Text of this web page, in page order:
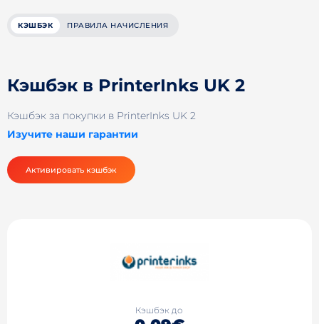
КЭШБЭК ПРАВИЛА НАЧИСЛЕНИЯ
Кэшбэк в PrinterInks UK 2
Кэшбэк за покупки в PrinterInks UK 2
Изучите наши гарантии
Активировать кэшбэк
Кэшбэк до